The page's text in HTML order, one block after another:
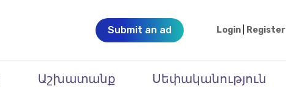
Submit an ad Login Register
Աշխատանք Սեփականություն